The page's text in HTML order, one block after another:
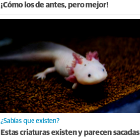
¡Cómo los de antes, pero mejor!
¿Sabías que existen?
Estas criaturas existen y parecen sacadas